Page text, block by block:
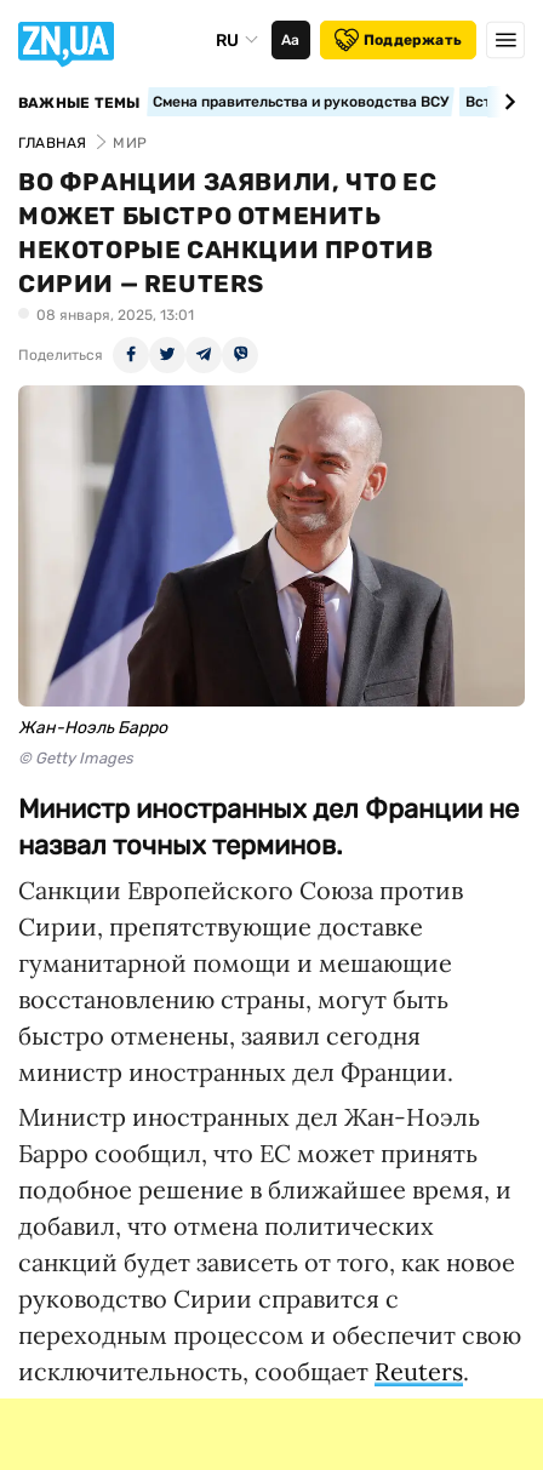
RU Аа Поддержать
ВАЖНЫЕ ТЕМЫ Смена правительства и руководства ВСУ
ГЛАВНАЯ МИР
ВО ФРАНЦИИ ЗАЯВИЛИ, ЧТО ЕС
МОЖЕТ БЫСТРО ОТМЕНИТЬ
НЕКОТОРЫЕ САНКЦИИ ПРОТИВ
СИРИИ — REUTERS
08 января, 2025, 13:01
Поделиться
Жан-Ноэль Барро
© Getty Images
Министр иностранных дел Франции не
назвал точных терминов.
Санкции Европейского Союза против
Сирии, препятствующие доставке
гуманитарной помощи и мешающие
восстановлению страны, могут быть
быстро отменены, заявил сегодня
министр иностранных дел Франции.
Министр иностранных дел Жан-Ноэль
Барро сообщил, что ЕС может принять
подобное решение в ближайшее время, и
добавил, что отмена политических
санкций будет зависеть от того, как новое
руководство Сирии справится с
переходным процессом и обеспечит свою
исключительность, сообщает Reuters.